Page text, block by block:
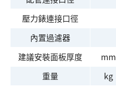
壓力錶連接口徑
內置過濾器
建議安裝面板厚度
mm
重量
kg